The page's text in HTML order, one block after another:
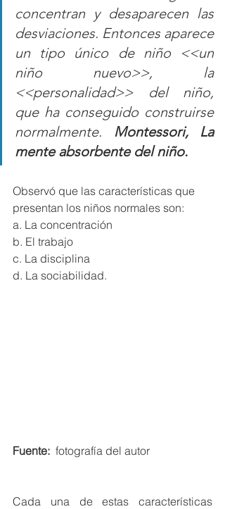
concentran y desaparecen las
desviaciones. Entonces aparece
un tipo único de niño <<un
niño nuevo>>, la
<<personalidad>> del niño,
que ha conseguido construirse
normalmente. Montessori, La
mente absorbente del niño.
Observó que las características que
presentan los niños normales son:
a. La concentración
b. El trabajo
c. La disciplina
d. La sociabilidad.
Fuente:
  fotografía del autor
Cada una de estas características